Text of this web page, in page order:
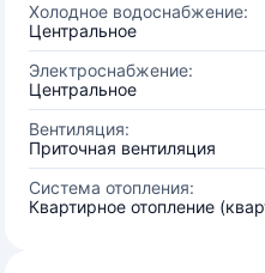
Холодное водоснабжение:
Центральное
Электроснабжение:
Центральное
Вентиляция:
Приточная вентиляция
Система отопления:
Квартирное отопление